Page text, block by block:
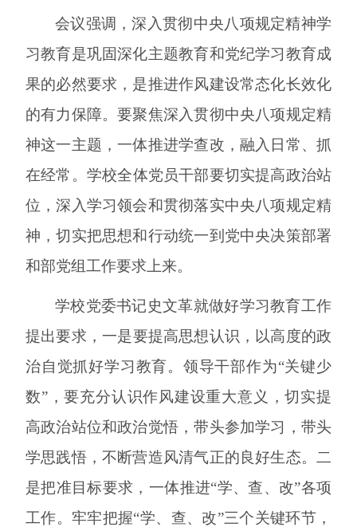
会议强调，深入贯彻中央八项规定精神学
习教育是巩固深化主题教育和党纪学习教育成
果的必然要求，是推进作风建设常态化长效化
的有力保障。要聚焦深入贯彻中央八项规定精
神这一主题，一体推进学查改，融入日常、抓
在经常。学校全体党员干部要切实提高政治站
位，深入学习领会和贯彻落实中央八项规定精
神，切实把思想和行动统一到党中央决策部署
和部党组工作要求上来。
学校党委书记史文革就做好学习教育工作
提出要求， 一是要提高思想认识，以高度的政
治自觉抓好学习教育。领导干部作为“关键少
数”，要充分认识作风建设重大意义，切实提
高政治站位和政治觉悟，带头参加学习，带头
学思践悟，不断营造风清气正的良好生态。二
是把准目标要求，一体推进“学、查、改”各项
工作。牢牢把握“学、查、改”三个关键环节，